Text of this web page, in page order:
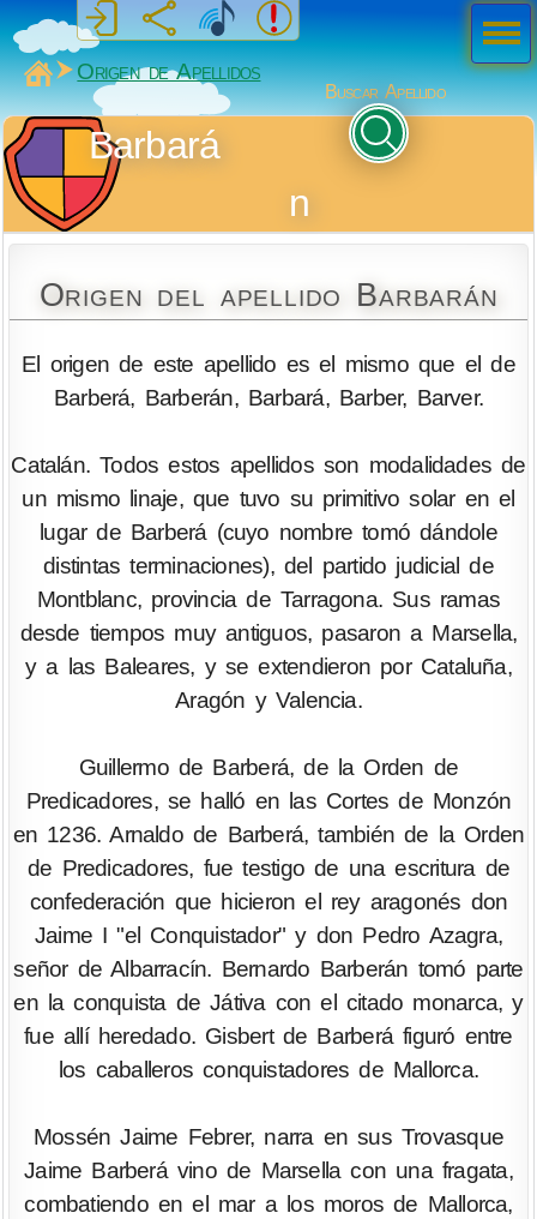
MiSabueso
Origen de Apellidos
Buscar Apellido
Barbará
n
Origen del apellido Barbarán
El origen de este apellido es el mismo que el de
Barberá, Barberán, Barbará, Barber, Barver.
Catalán. Todos estos apellidos son modalidades de
un mismo linaje, que tuvo su primitivo solar en el
lugar de Barberá (cuyo nombre tomó dándole
distintas terminaciones), del partido judicial de
Montblanc, provincia de Tarragona. Sus ramas
desde tiempos muy antiguos, pasaron a Marsella,
y a las Baleares, y se extendieron por Cataluña,
Aragón y Valencia.
Guillermo de Barberá, de la Orden de
Predicadores, se halló en las Cortes de Monzón
en 1236. Arnaldo de Barberá, también de la Orden
de Predicadores, fue testigo de una escritura de
confederación que hicieron el rey aragonés don
Jaime I "el Conquistador" y don Pedro Azagra,
señor de Albarracín. Bernardo Barberán tomó parte
en la conquista de Játiva con el citado monarca, y
fue allí heredado. Gisbert de Barberá figuró entre
los caballeros conquistadores de Mallorca.
Mossén Jaime Febrer, narra en sus Trovasque
Jaime Barberá vino de Marsella con una fragata,
combatiendo en el mar a los moros de Mallorca,
Men
ú